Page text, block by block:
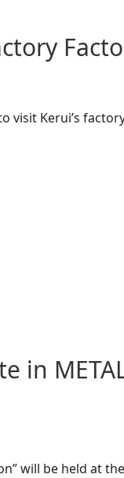
Kerui’s
in
will be held at